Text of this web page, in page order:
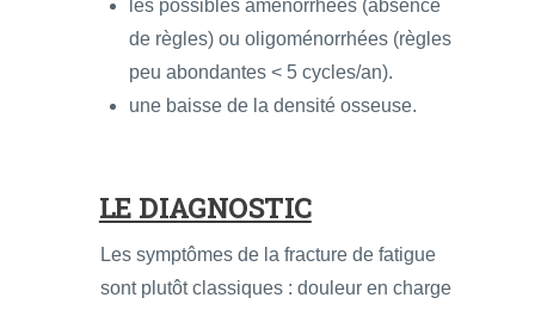
les possibles aménorrhées (absence
de règles) ou oligoménorrhées (règles
peu abondantes < 5 cycles/an).
une baisse de la densité osseuse.
LE DIAGNOSTIC
Les symptômes de la fracture de fatigue
sont plutôt classiques : douleur en charge